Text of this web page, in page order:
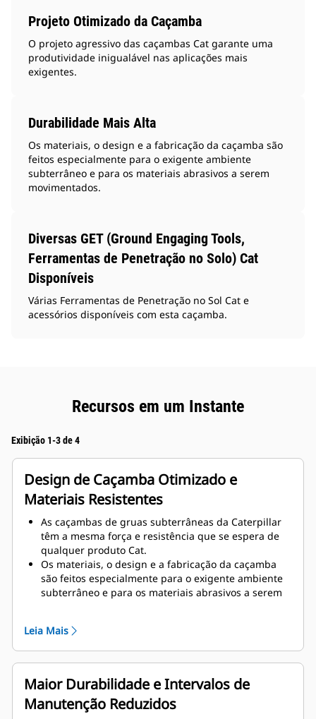
Projeto Otimizado da Caçamba
O projeto agressivo das caçambas Cat garante uma
produtividade inigualável nas aplicações mais
exigentes.
Durabilidade Mais Alta
Os materiais, o design e a fabricação da caçamba são
feitos especialmente para o exigente ambiente
subterrâneo e para os materiais abrasivos a serem
movimentados.
Diversas GET (Ground Engaging Tools,
Ferramentas de Penetração no Solo) Cat
Disponíveis
Várias Ferramentas de Penetração no Sol Cat e
acessórios disponíveis com esta caçamba.
Recursos em um Instante
Exibição 1-3 de 4
Design de Caçamba Otimizado e
Materiais Resistentes
As caçambas de gruas subterrâneas da Caterpillar
têm a mesma força e resistência que se espera de
qualquer produto Cat.
Os materiais, o design e a fabricação da caçamba
são feitos especialmente para o exigente ambiente
subterrâneo e para os materiais abrasivos a serem
proporcionam maior resistência e aumento na
rigidez do conjunto da caçamba, auxiliando na
instalação e remoção das bordas.
É usado material de qualidade superior para os
componentes da montagem da caçamba.
Leia Mais
Maior Durabilidade e Intervalos de
Manutenção Reduzidos